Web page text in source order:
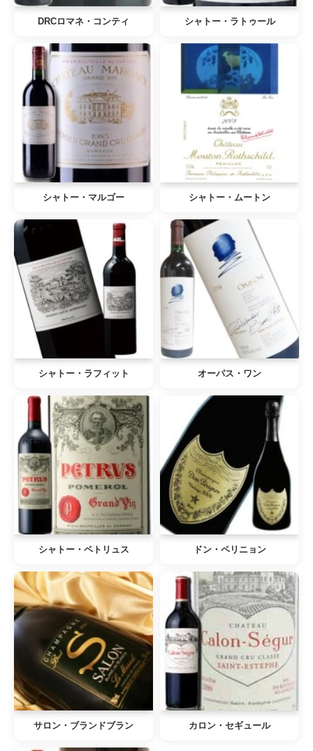
DRCロマネ・コンティ シャトー・ラトゥール
シャトー・マルゴー シャトー・ムートン
シャトー・ラフィット オーパス・ワン
シャトー・ペトリュス ドン・ペリニョン
サロン・ブランドブラン カロン・セギュール